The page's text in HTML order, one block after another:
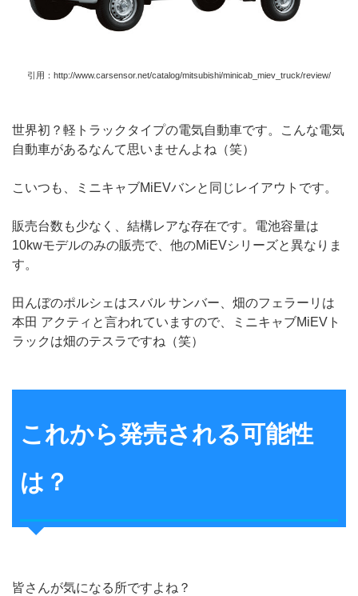
引用：http://www.carsensor.net/catalog/mitsubishi/minicab_miev_truck/review/
世界初？軽トラックタイプの電気自動車です。こんな電気
自動車があるなんて思いませんよね（笑）
こいつも、ミニキャブMiEVバンと同じレイアウトです。
販売台数も少なく、結構レアな存在です。電池容量は
10kwモデルのみの販売で、他のMiEVシリーズと異なりま
す。
田んぼのポルシェはスバル サンバー、畑のフェラーリは
本田 アクティと言われていますので、ミニキャブMiEVト
ラックは畑のテスラですね（笑）
これから発売される可能性
は？
皆さんが気になる所ですよね？